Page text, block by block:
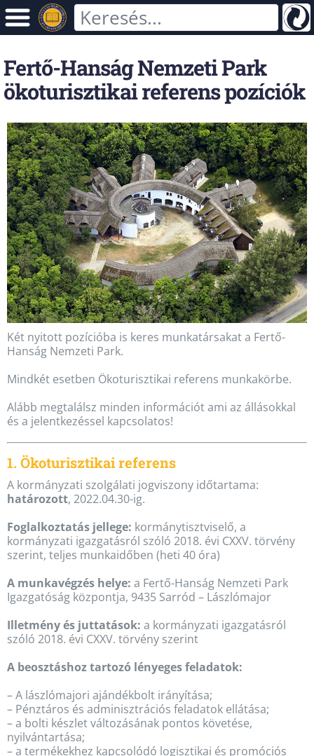
Fertő-Hanság Nemzeti Park
ökoturisztikai referens pozíciók
Két nyitott pozícióba is keres munkatársakat a Fertő-
Hanság Nemzeti Park.
Mindkét esetben Ökoturisztikai referens munkakörbe.
Alább megtalálsz minden információt ami az állásokkal
és a jelentkezéssel kapcsolatos!
1. Ökoturisztikai referens
A kormányzati szolgálati jogviszony időtartama:
határozott, 2022.04.30-ig.
Foglalkoztatás jellege: kormánytisztviselő, a
kormányzati igazgatásról szóló 2018. évi CXXV. törvény
szerint, teljes munkaidőben (heti 40 óra)
A munkavégzés helye: a Fertő-Hanság Nemzeti Park
Igazgatóság központja, 9435 Sarród – Lászlómajor
Illetmény és juttatások: a kormányzati igazgatásról
szóló 2018. évi CXXV. törvény szerint
A beosztáshoz tartozó lényeges feladatok:
– A lászlómajori ajándékbolt irányítása;
– Pénztáros és adminisztrációs feladatok ellátása;
– a bolti készlet változásának pontos követése,
nyilvántartása;
– a termékekhez kapcsolódó logisztikai és promóciós